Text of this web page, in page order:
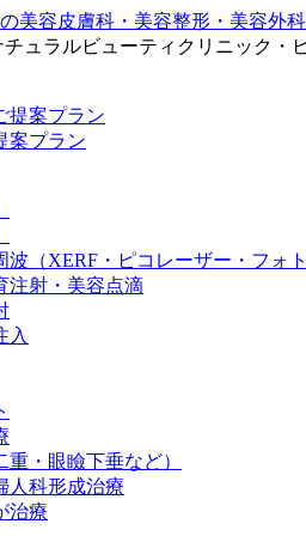
ュラルビューティクリニック・
提案プラン
案プラン
波（XERF・ピコレーザー・フォト
注射・美容点滴
入
重・眼瞼下垂など）
人科形成治療
治療